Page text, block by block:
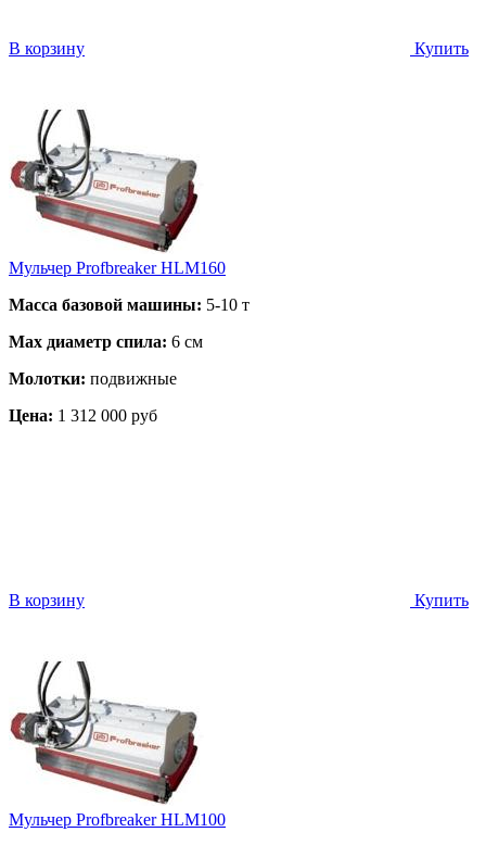
В корзину Купить
Мульчер Profbreaker HLM160
Масса базовой машины: 5-10 т
Max диаметр спила: 6 см
Молотки: подвижные
Цена: 1 312 000 руб
В корзину Купить
Мульчер Profbreaker HLM100